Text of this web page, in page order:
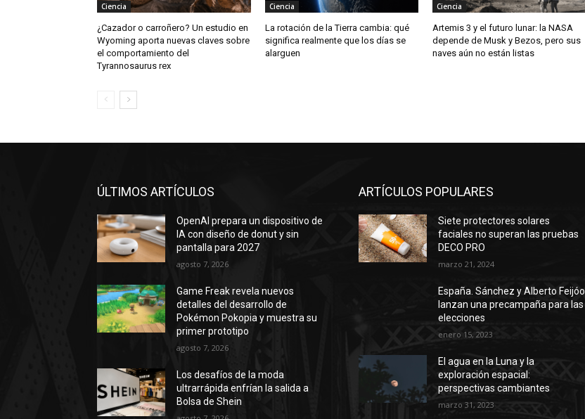
Ciencia
¿Cazador o carroñero? Un estudio en
Wyoming aporta nuevas claves sobre
el comportamiento del
Tyrannosaurus rex
Ciencia
La rotación de la Tierra cambia: qué
significa realmente que los días se
alarguen
Ciencia
Artemis 3 y el futuro lunar: la NASA
depende de Musk y Bezos, pero sus
naves aún no están listas
ÚLTIMOS ARTÍCULOS
OpenAI prepara un dispositivo de
IA con diseño de donut y sin
pantalla para 2027
agosto 7, 2026
Game Freak revela nuevos
detalles del desarrollo de
Pokémon Pokopia y muestra su
primer prototipo
agosto 7, 2026
Los desafíos de la moda
ultrarrápida enfrían la salida a
Bolsa de Shein
ARTÍCULOS POPULARES
Siete protectores solares
faciales no superan las pruebas
DECO PRO
marzo 21, 2024
España. Sánchez y Alberto Feijóo
lanzan una precampaña para las
elecciones
enero 15, 2023
El agua en la Luna y la
exploración espacial:
perspectivas cambiantes
marzo 31, 2023